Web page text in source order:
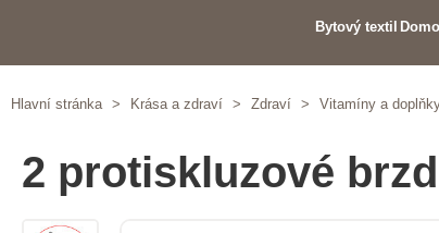
Bytový textil
Hlavní stránka > Krása a zdraví > Zdraví > Vitamíny a
2 protiskluzové